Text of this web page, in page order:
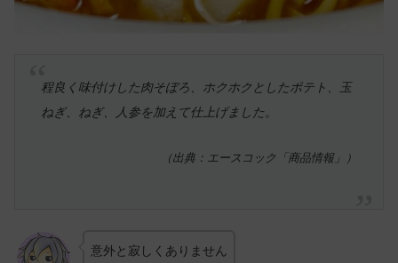
程良く味付けした肉そぼろ、ホクホクとしたポテト、玉
ねぎ、ねぎ、人参を加えて仕上げました。
（出典：エースコック「商品情報」）
意外と寂しくありません